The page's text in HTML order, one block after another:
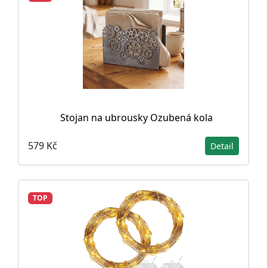
Stojan na ubrousky Ozubená kola
579 Kč Detail
TOP